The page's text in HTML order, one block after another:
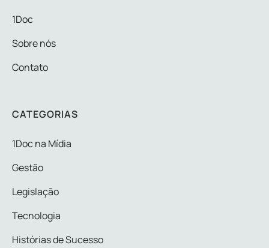
1Doc
Sobre nós
Contato
CATEGORIAS
1Doc na Mídia
Gestão
Legislação
Tecnologia
Histórias de Sucesso